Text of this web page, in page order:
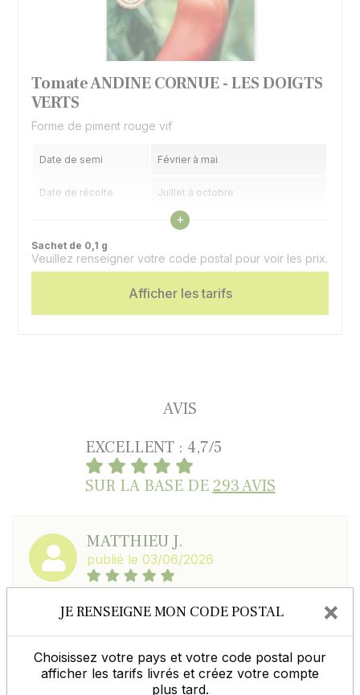
Tomate ANDINE CORNUE - LES DOIGTS
VERTS
Forme de piment rouge vif
Date de semi Février à mai
Date de récolte Juillet à octobre
Fruit en forme de piment
Intérêt Chair sans pépin
Voir les caractéristiques
+
Sachet de 0,1 g
Veuillez renseigner votre code postal pour voir les prix.
Afficher les tarifs
AVIS
EXCELLENT : 4,7/5
SUR LA BASE DE293 AVIS
MATTHIEU J.
publié le 03/06/2026
sur Germineo toujours impeccable.
VALENTIN M.
JE RENSEIGNE MON CODE POSTAL ×
Choisissez votre pays et votre code postal pour
afficher les tarifs livrés et créez votre compte
plus tard.